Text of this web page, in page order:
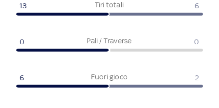
Tiri totali
13 6
Pali / Traverse
0 0
Fuori gioco
6 2